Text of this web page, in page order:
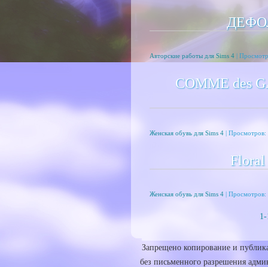
Авторские работы для Sims 4|
COMME des
Женская обувь для Sims 4| Просмотров:
Floral
Женская обувь для Sims 4| Просмотров:
Запрещено копирование и
без письменного разрешения